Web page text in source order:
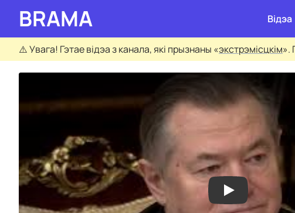
BRAMA Відэа
⚠️Увага! Гэтае відэа з канала, які прызнаны «экстрэмісцкім».